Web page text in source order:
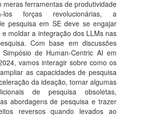
meras ferramentas de produtividade
los forças revolucionárias, a
pesquisa em SE deve se engajar
moldar a integração dos LLMs nas
Com base em discussões
de Human-Centric AI em
vamos interagir sobre como os
as capacidades de pesquisa
da ideação, tornar algumas
de pesquisa obsoletas,
abordagens de pesquisa e trazer
reversos quando levados ao